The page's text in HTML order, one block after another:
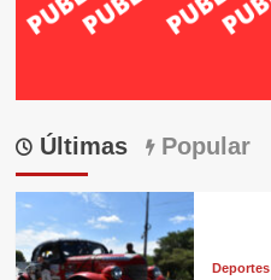
Últimas Popular
Deportes